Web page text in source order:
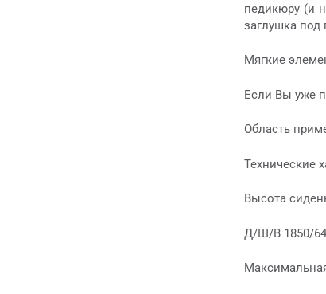
педикюру (и
заглушка под
Мягкие
Если Вы уже
Область
Технические
Высота
Д/Ш/В 1850/